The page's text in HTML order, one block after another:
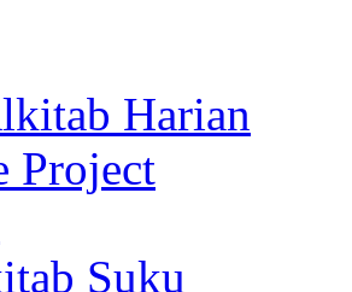
Harian
Project
Suku